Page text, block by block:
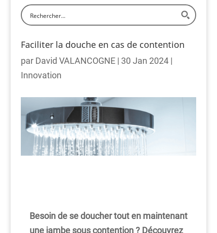
Faciliter la douche en cas de contention
par David VALANCOGNE| 30 Jan 2024|
Innovation
Besoin de se doucher tout en maintenant
une jambe sous contention ? Découvrez